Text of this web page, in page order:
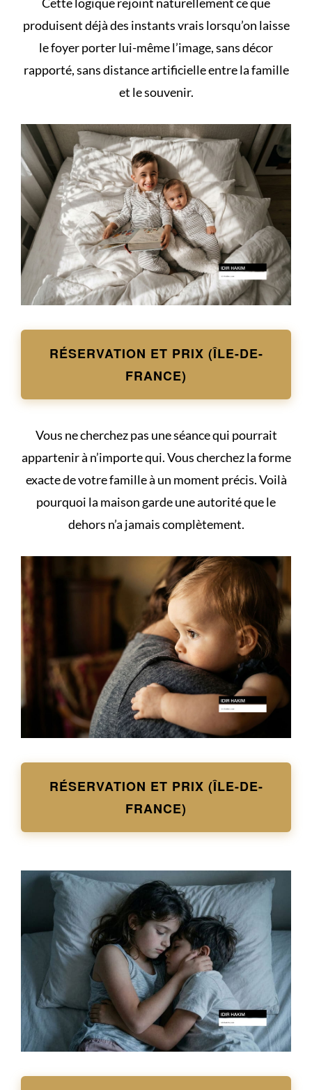
produisent déjà des instants vrais lorsqu’on laisse
le foyer porter lui-même l’image, sans décor
rapporté, sans distance artificielle entre la famille
et le souvenir.
RÉSERVATION ET PRIX (ÎLE-DE-
FRANCE)
Vous ne cherchez pas une séance qui pourrait
appartenir à n’importe qui. Vous cherchez la forme
exacte de votre famille à un moment précis. Voilà
pourquoi la maison garde une autorité que le
dehors n’a jamais complètement.
RÉSERVATION ET PRIX (ÎLE-DE-
FRANCE)